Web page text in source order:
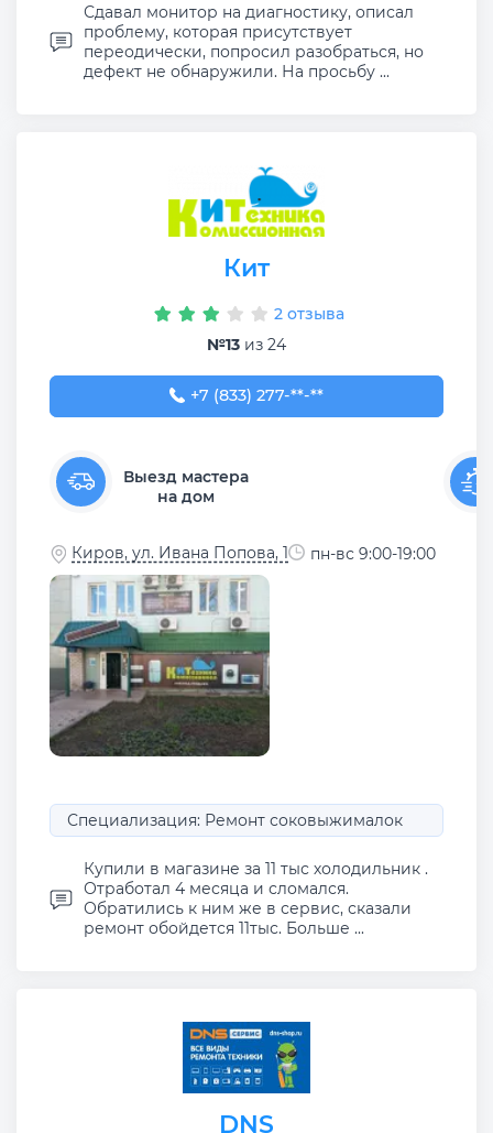
Сдавал монитор на диагностику, описал
проблему, которая присутствует
переодически, попросил разобраться, но
дефект не обнаружили. На просьбу ...
Кит
2 отзыва
№13 из 24
+7 (833) 277-76-06
+7 (833) 277-**-**
Выезд мастера
на дом
Киров, ул. Ивана Попова, 1 пн-вс 9:00-19:00
Специализация: Ремонт соковыжималок
Купили в магазине за 11 тыс холодильник .
Отработал 4 месяца и сломался.
Обратились к ним же в сервис, сказали
ремонт обойдется 11тыс. Больше ...
DNS